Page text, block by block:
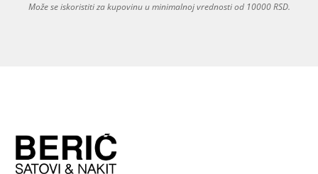
Može se iskoristiti za kupovinu u minimalnoj vrednosti od 10000 RSD.